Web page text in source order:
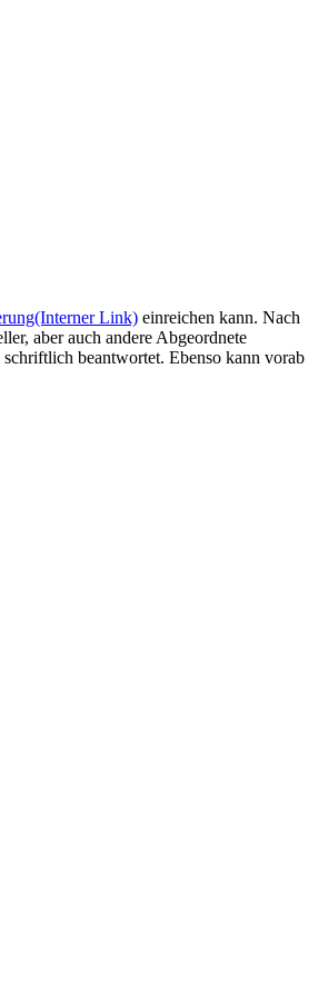
(Interner Link) einreichen kann. Nach
aber auch andere Abgeordnete
beantwortet. Ebenso kann vorab